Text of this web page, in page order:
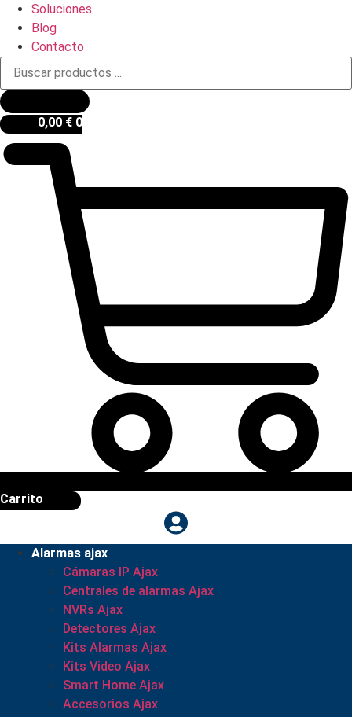
Soluciones
Blog
Contacto
Búsqueda
productos
0,00 € 0
Carrito
Alarmas ajax
Cámaras IP Ajax
Centrales de alarmas Ajax
NVRs Ajax
Detectores Ajax
Kits Alarmas Ajax
Kits Video Ajax
Smart Home Ajax
Accesorios Ajax